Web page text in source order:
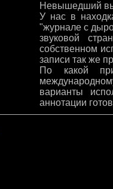
Невышедший
У нас в
"журнале с
звуковой
собственном
записи так же
По какой
варианты
аннотации